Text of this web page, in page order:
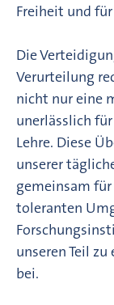
Freiheit und
Die
Verurteilung
nicht nur eine
unerlässlich
Lehre. Diese
unserer
gemeinsam
toleranten
unseren Teil
bei.